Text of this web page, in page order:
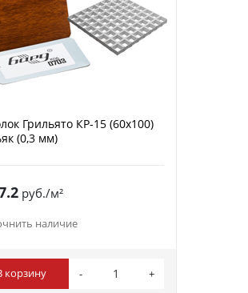
Грильято КР-15 (60х100)
(0,3 мм)
руб./м²
наличие
корзину